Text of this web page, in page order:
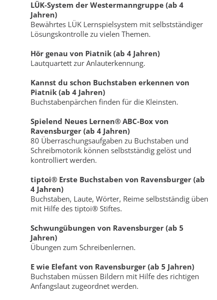
LÜK-System der Westermanngruppe (ab 4
Jahren)
Bewährtes LÜK Lernspielsystem mit selbstständiger
Lösungskontrolle zu vielen Themen.
Hör genau von Piatnik (ab 4 Jahren)
Lautquartett zur Anlauterkennung.
Kannst du schon Buchstaben erkennen von
Piatnik (ab 4 Jahren)
Buchstabenpärchen finden für die Kleinsten.
Spielend Neues Lernen® ABC-Box von
Ravensburger (ab 4 Jahren)
80 Überraschungsaufgaben zu Buchstaben und
Schreibmotorik können selbstständig gelöst und
kontrolliert werden.
tiptoi® Erste Buchstaben von Ravensburger (ab
4 Jahren)
Buchstaben, Laute, Wörter, Reime selbstständig üben
mit Hilfe des tiptoi® Stiftes.
Schwungübungen von Ravensburger (ab 5
Jahren)
Übungen zum Schreibenlernen.
E wie Elefant von Ravensburger (ab 5 Jahren)
Buchstaben müssen Bildern mit Hilfe des richtigen
Anfangslaut zugeordnet werden.